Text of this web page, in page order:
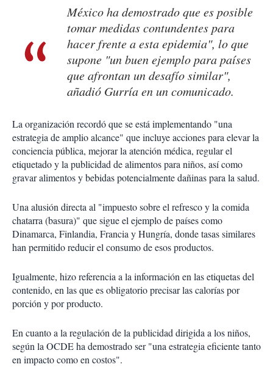
México ha demostrado que es posible
tomar medidas contundentes para
hacer frente a esta epidemia", lo que
supone "un buen ejemplo para países
que afrontan un desafío similar",
añadió Gurría en un comunicado.
La organización recordó que se está implementando "una
estrategia de amplio alcance" que incluye acciones para elevar la
conciencia pública, mejorar la atención médica, regular el
etiquetado y la publicidad de alimentos para niños, así como
gravar alimentos y bebidas potencialmente dañinas para la salud.
Una alusión directa al "impuesto sobre el refresco y la comida
chatarra (basura)" que sigue el ejemplo de países como
Dinamarca, Finlandia, Francia y Hungría, donde tasas similares
han permitido reducir el consumo de esos productos.
Igualmente, hizo referencia a la información en las etiquetas del
contenido, en las que es obligatorio precisar las calorías por
porción y por producto.
En cuanto a la regulación de la publicidad dirigida a los niños,
según la OCDE ha demostrado ser "una estrategia eficiente tanto
en impacto como en costos".